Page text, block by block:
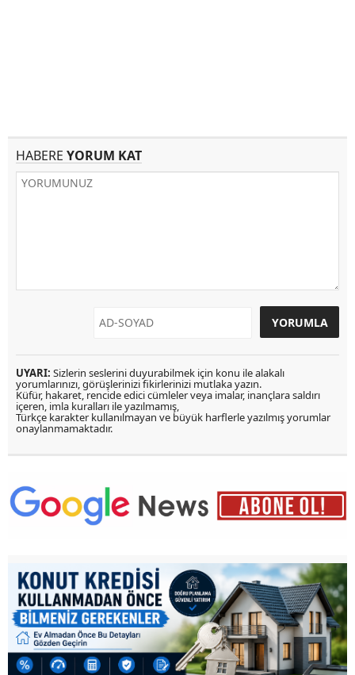
HABERE YORUM KAT
UYARI: Sizlerin seslerini duyurabilmek için konu ile alakalı
yorumlarınızı, görüşlerinizi fikirlerinizi mutlaka yazın.
Küfür, hakaret, rencide edici cümleler veya imalar, inançlara saldırı
içeren, imla kuralları ile yazılmamış,
Türkçe karakter kullanılmayan ve büyük harflerle yazılmış yorumlar
onaylanmamaktadır.